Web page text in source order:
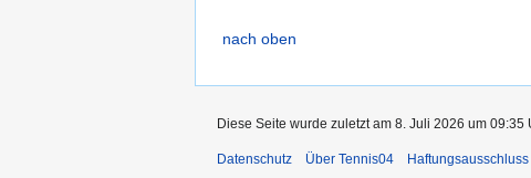
nach oben
Diese Seite wurde zuletzt am 8. Juli 2026 um 09:35
Datenschutz Über Tennis04 Haftungsausschluss